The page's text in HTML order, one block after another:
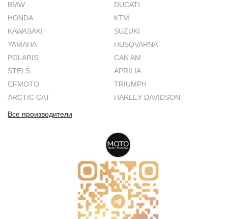
BMW
DUCATI
HONDA
KTM
KAWASAKI
SUZUKI
YAMAHA
HUSQVARNA
POLARIS
CAN AM
STELS
APRILIA
CFMOTO
TRIUMPH
ARCTIC CAT
HARLEY DAVIDSON
Все производители